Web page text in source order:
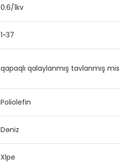
0.6/1kv
1~37
qapaqlı qalaylanmış tavlanmış mis
Poliolefin
Dəniz
Xlpe